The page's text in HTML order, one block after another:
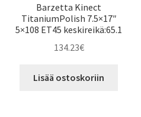
Barzetta Kinect
TitaniumPolish 7.5×17″
5×108 ET45 keskireikä:65.1
134.23€
Lisää ostoskoriin